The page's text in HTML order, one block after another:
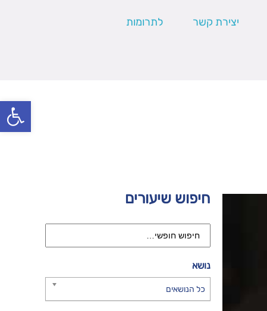
פתח
יצירת קשר לתרומות
חיפוש שיעורים
נושא
כל הנושאים